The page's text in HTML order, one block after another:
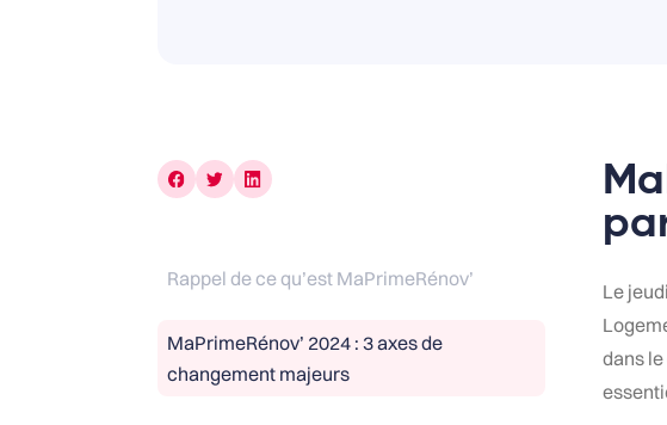
Rappel de ce qu’est MaPrimeRénov’
MaPrimeRénov’ 2024 : 3 axes de
changement majeurs
Le
dans le